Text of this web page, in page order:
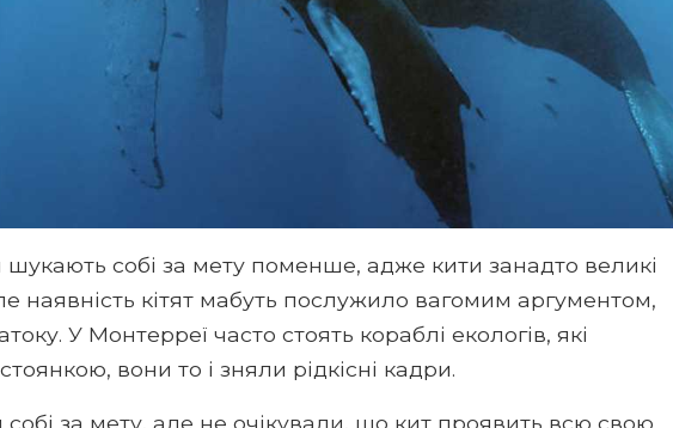
шукають собі за мету поменше, адже кити занадто великі
наявність кітят мабуть послужило вагомим аргументом,
У Монтерреї часто стоять кораблі екологів, які
вони то і зняли рідкісні кадри.